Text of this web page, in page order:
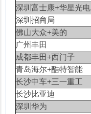
深圳富士康+华星光电
深圳招商局
佛山大众+美的
广州丰田
成都丰田+西门子
青岛海尔+酷特智能
长沙中车+三一重工
长沙比亚迪
深圳华为